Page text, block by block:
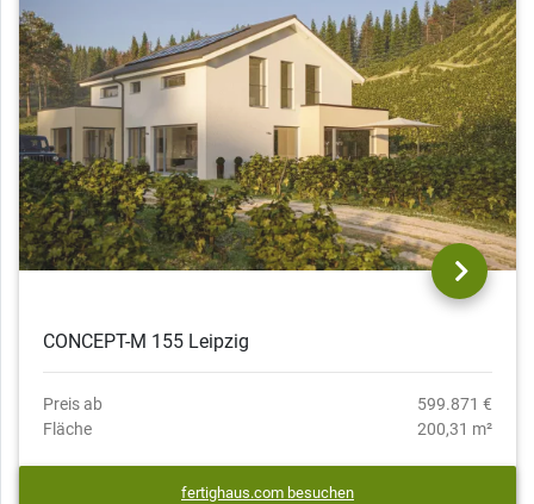
CONCEPT-M 155 Leipzig
Preis ab
599.871 €
Fläche
200,31 m²
fertighaus.com besuchen